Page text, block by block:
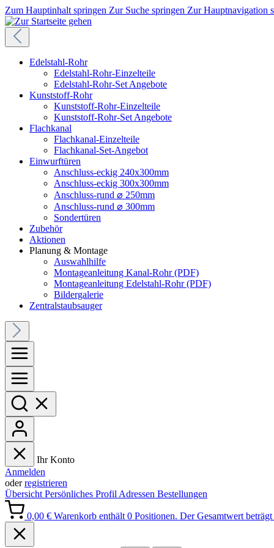
Zum Hauptinhalt springen Zur Suche springen Zur Hauptnavigation
Edelstahl-Rohr
Edelstahl-Rohr-Einzelteile
Edelstahl-Rohr-Set Angebote
Kunststoff-Rohr
Kunststoff-Rohr-Einzelteile
Kunststoff-Rohr-Set Angebote
Flachkanal
Flachkanal-Einzelteile
Flachkanal-Set-Angebot
Einwurftüren
Anschluss-eckig 240x300mm
Anschluss-eckig 300x300mm
Anschluss-rund ⌀ 250mm
Anschluss-rund ⌀ 300mm
Sondertüren
Zubehör
Aktionen
Planung & Montage
Auswahlhilfe
Montageanleitung Kanal-Rohr (PDF)
Montageanleitung Edelstahl-Rohr (PDF)
Bildergalerie
Zentralstaubsauger
Ihr Konto
Anmelden
oderregistrieren
Übersicht Persönliches Profil Adressen Bestellungen
0,00 € Warenkorb enthält 0 Positionen. Der Gesamtwert